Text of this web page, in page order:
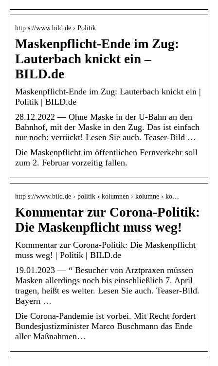
http s://www.bild.de › Politik
Maskenpflicht-Ende im Zug:
Lauterbach knickt ein –
BILD.de
Maskenpflicht-Ende im Zug: Lauterbach knickt ein |
Politik | BILD.de
28.12.2022 — Ohne Maske in der U-Bahn an den
Bahnhof, mit der Maske in den Zug. Das ist einfach
nur noch: verrückt! Lesen Sie auch. Teaser-Bild …
Die Maskenpflicht im öffentlichen Fernverkehr soll
zum 2. Februar vorzeitig fallen.
http s://www.bild.de › politik › kolumnen › kolumne › ko…
Kommentar zur Corona-Politik:
Die Maskenpflicht muss weg!
Kommentar zur Corona-Politik: Die Maskenpflicht
muss weg! | Politik | BILD.de
19.01.2023 — “ Besucher von Arztpraxen müssen
Masken allerdings noch bis einschließlich 7. April
tragen, heißt es weiter. Lesen Sie auch. Teaser-Bild.
Bayern …
Die Corona-Pandemie ist vorbei. Mit Recht fordert
Bundesjustizminister Marco Buschmann das Ende
aller Maßnahmen…